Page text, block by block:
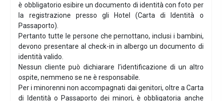
è obbligatorio esibire un documento di identità con foto per
la registrazione presso gli Hotel (Carta di Identità o
Passaporto).
Pertanto tutte le persone che pernottano, inclusi i bambini,
devono presentare al check-in in albergo un documento di
identità valido.
Nessun cliente può dichiarare l’identificazione di un altro
ospite, nemmeno se ne è responsabile.
Per i minorenni non accompagnati dai genitori, oltre a Carta
di Identità o Passaporto dei minori, è obbligatoria anche